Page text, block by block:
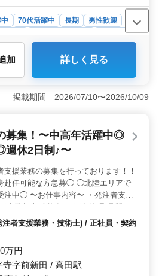
70代活躍中 長期
男性歓迎
施工管理
工事施工管理＞ 5年以上の電気工
られ、電気工事施工管理技士の保
プラント事業やインフラ事業にお
理を担当し、工程や品質、安全、
あり、全額支給の通勤手当や健
保険・労災保険などの福利厚生
、賞与年2回の実績もあり、安定し
きます。 ＜充実した就業環境
位置し、黒井駅からのアクセス
で、日曜や夏季休業、年末年始な
されています。また、年齢層に
適な職場です。
加 詳しく見る
掲載期間 2026/07/10〜2026/10/09
募集！〜中高年活躍中◎
週休2日制♪〜
支援業務の募集を行っております！！
赴任可能な方急募◯ ◯北陸エリアで
注中◯ 〜お仕事内容〜 ・発注者支援
安全)、施工計画、積算、設計変更 ・
＊マイカー通勤可 ＊50代、60代歓迎
上で土木施工管理業務経験者の方、
者支援業務・技術士) / 正社員・契約
万円
字前新田 / 高田駅